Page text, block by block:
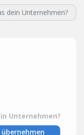
dein Unternehmen?
Unternehmen?